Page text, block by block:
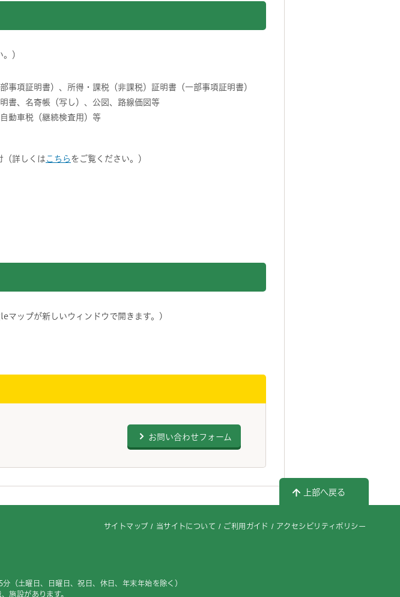
）
項証明書）、所得・課税（非課税）証明書（一部事項証明書）
書、名寄帳（写し）、公図、路線価図等
動車税（継続検査用）等
（詳しくは こちら をご覧ください。）
マップが新しいウィンドウで開きます。)
お問い合わせフォーム
上部へ戻る
サイトマップ 当サイトについて ご利用ガイド アクセシビリティポリシー
（土曜日、日曜日、祝日、休日、年末年始を除く）
施設があります。